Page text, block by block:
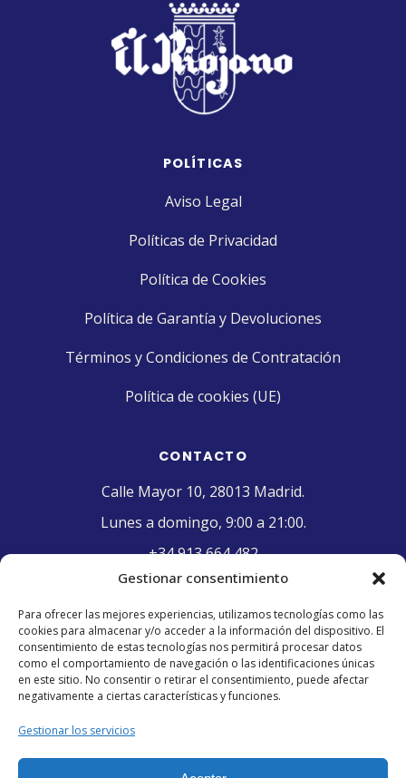
Gestionar consentimiento
Para ofrecer las mejores experiencias, utilizamos tecnologías como las
cookies para almacenar y/o acceder a la información del dispositivo. El
consentimiento de estas tecnologías nos permitirá procesar datos
como el comportamiento de navegación o las identificaciones únicas
en este sitio. No consentir o retirar el consentimiento, puede afectar
negativamente a ciertas características y funciones.
Gestionar los servicios
POLÍTICAS
Aviso Legal
Políticas de Privacidad
Política de Cookies
Política de Garantía y Devoluciones
Términos y Condiciones de Contratación
Política de cookies (UE)
CONTACTO
Calle Mayor 10, 28013 Madrid.
Lunes a domingo, 9:00 a 21:00.
+34 913 664 482
contacto@pasteleriaelriojano.com
SELLO DE CALIDAD